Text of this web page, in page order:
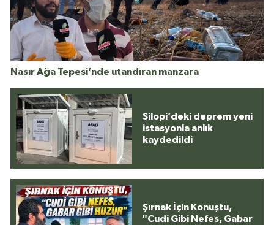
Nasır Ağa Tepesi’nde utandıran manzara
Silopi’deki deprem yeni
istasyonla anlık
kaydedildi
Şırnak İçin Konuştu,
"Cudi Gibi Nefes, Gabar